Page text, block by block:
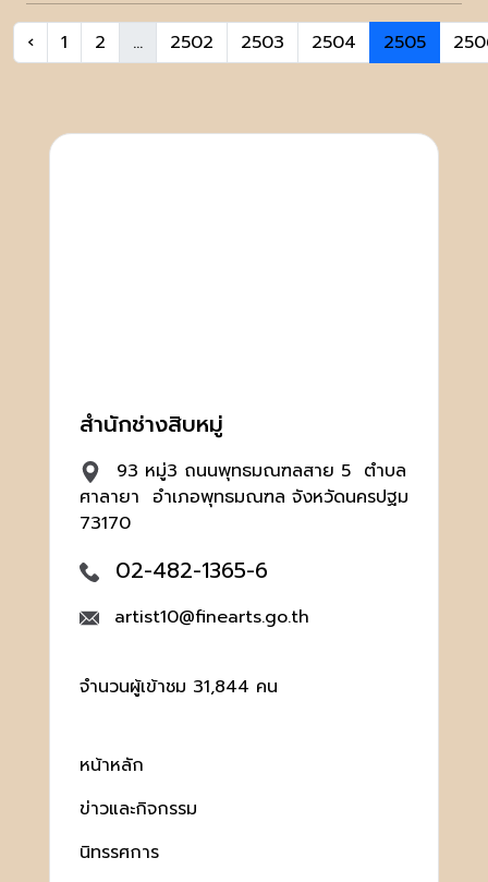
‹ 1 2 ... 2502 2503 2504 2505
สำนักช่างสิบหมู่
93 หมู่3 ถนนพุทธมณฑลสาย 5 ตำบล
ศาลายา อำเภอพุทธมณฑล จังหวัดนครปฐม
73170
02-482-1365-6
artist10@finearts.go.th
จำนวนผู้เข้าชม 31,844 คน
หน้าหลัก
ข่าวและกิจกรรม
นิทรรศการ